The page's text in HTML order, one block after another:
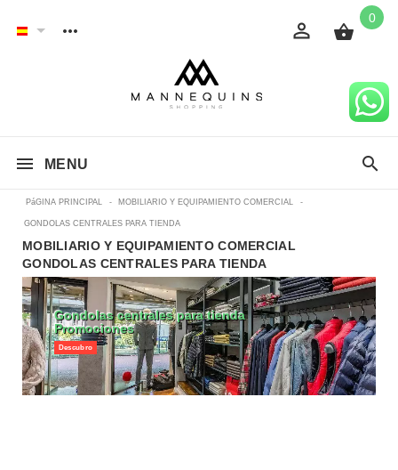
0
MENU
PáGINA PRINCIPAL - MOBILIARIO Y EQUIPAMIENTO COMERCIAL -
GONDOLAS CENTRALES PARA TIENDA
MOBILIARIO Y EQUIPAMIENTO COMERCIAL
GONDOLAS CENTRALES PARA TIENDA
Gondolas centrales para tienda
Promociones
Descubro